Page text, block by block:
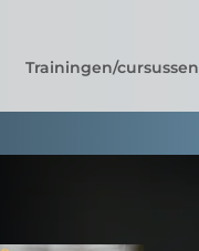
Trainingen/cursussen